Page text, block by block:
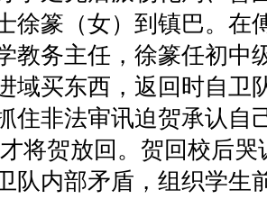
徐篆（女）到镇巴。在
教务主任，徐篆任初中
域买东西，返回时自卫
住非法审讯迫贺承认自
将贺放回。贺回校后
队内部矛盾，组织学生